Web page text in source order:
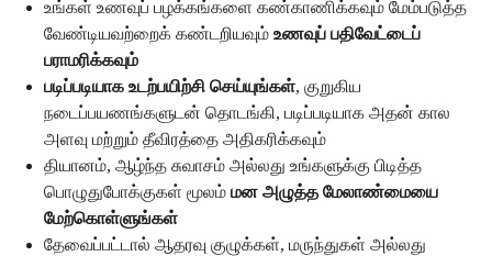
உங்கள் உணவுப் பழக்கங்களை கண்காணிக்கவும் மேம்படுத்த
வேண்டியவற்றைக் கண்டறியவும் உணவுப் பதிவேட்டைப்
பராமரிக்கவும்
படிப்படியாக உடற்பயிற்சி செய்யுங்கள், குறுகிய
நடைப்பயணங்களுடன் தொடங்கி, படிப்படியாக அதன் கால
அளவு மற்றும் தீவிரத்தை அதிகரிக்கவும்
தியானம், ஆழ்ந்த சுவாசம் அல்லது உங்களுக்கு பிடித்த
பொழுதுபோக்குகள் மூலம் மன அழுத்த மேலாண்மையை
மேற்கொள்ளுங்கள்
தேவைப்பட்டால் ஆதரவு குழுக்கள், மருந்துகள் அல்லது